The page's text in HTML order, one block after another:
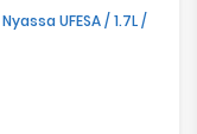
UFESA / 1.7L /